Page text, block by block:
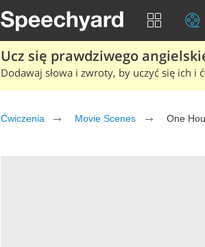
Ucz się prawdziwego
Dodawaj słowa i zwroty, by uczyć się ich i
Ćwiczenia Movie Scenes One